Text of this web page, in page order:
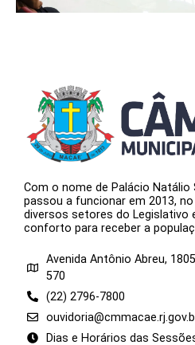
Com o nome de Palácio Natálio
passou a funcionar em 2013,
diversos setores do Legislativo
conforto para receber a
Avenida Antônio Abreu,
570
(22) 2796-7800
Dias e Horários das